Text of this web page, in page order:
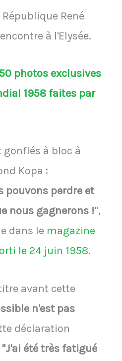
René
à l'Elysée.
photos exclusives
1958 faites par
gonflés à bloc à
Kopa :
pouvons perdre et
nous gagnerons !",
dans le magazine
le 24 juin 1958.
avant cette
n'est pas
déclaration
"J'ai été très fatigué